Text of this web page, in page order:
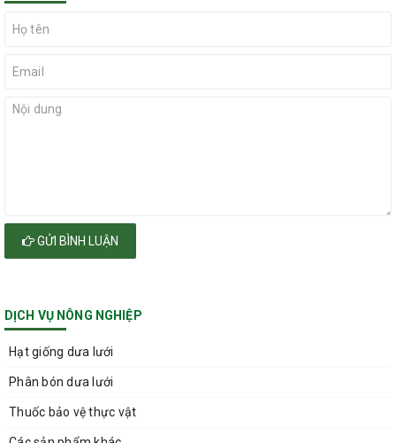
GỬI BÌNH LUẬN
DỊCH VỤ NÔNG NGHIỆP
Hạt giống dưa lưới
Phân bón dưa lưới
Thuốc bảo vệ thực vật